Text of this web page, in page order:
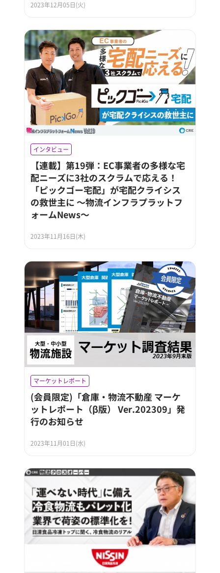
2023年12月05日(火)
インタビュー
【連載】第19弾：EC事業者の多様な宅
配ニーズに3社のスクラムで応える！
「ピックゴー宅配」が宅配クライシス
の救世主に ～物流インフラプラットフ
ォームNews～
2023年11月16日(木)
マーケットレポート
(会員限定)「倉庫・物流不動産 マーケ
ットレポート（β版） Ver.202309」発
行のお知らせ
2023年11月01日(水)